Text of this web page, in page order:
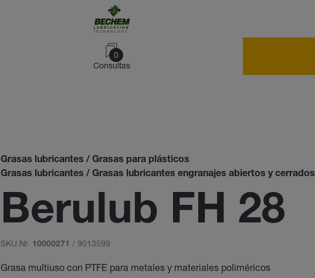
0
Consultas
Grasas lubricantes / Grasas para plásticos
Grasas lubricantes / Grasas lubricantes engranajes abiertos y cerrados
Berulub FH 28
SKU Nr. 10000271 / 9013599
Grasa multiuso con PTFE para metales y materiales poliméricos